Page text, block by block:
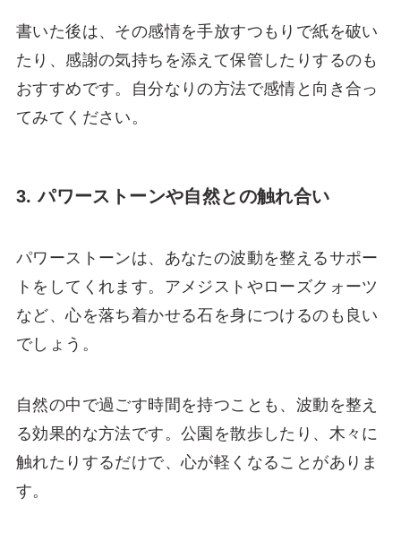
書いた後は、その感情を手放すつもりで紙を破い
たり、感謝の気持ちを添えて保管したりするのも
おすすめです。自分なりの方法で感情と向き合っ
てみてください。
3. パワーストーンや自然との触れ合い
パワーストーンは、あなたの波動を整えるサポー
トをしてくれます。アメジストやローズクォーツ
など、心を落ち着かせる石を身につけるのも良い
でしょう。
自然の中で過ごす時間を持つことも、波動を整え
る効果的な方法です。公園を散歩したり、木々に
触れたりするだけで、心が軽くなることがありま
す。